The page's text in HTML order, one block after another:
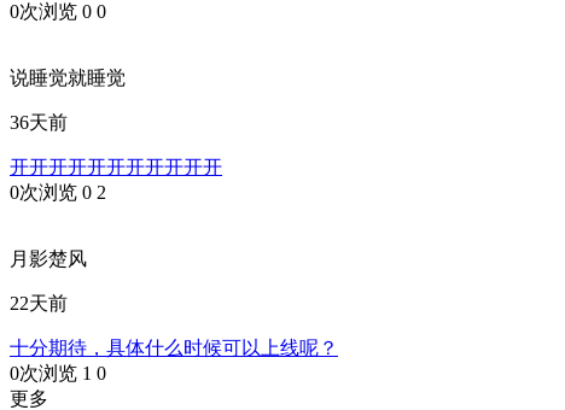
0次浏览 0 0
说睡觉就睡觉
36天前
开开开开开开开开开开开
0次浏览 0 2
月影楚风
22天前
十分期待，具体什么时候可以上线呢？
0次浏览 1 0
更多